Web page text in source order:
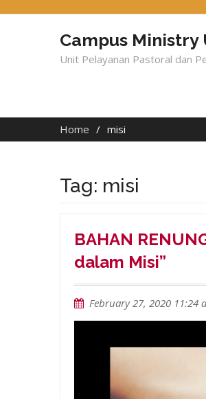
Campus Ministry
Unit Pelayanan Pastoral dan
Home misi
Tag: misi
BAHAN
dalam Misi”
February 27, 2020 11:24